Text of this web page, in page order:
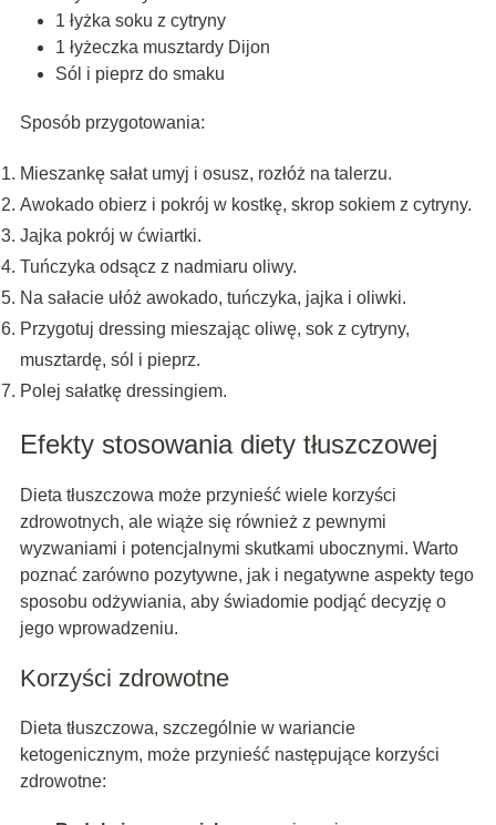
1 łyżka soku z cytryny
1 łyżeczka musztardy Dijon
Sól i pieprz do smaku
Sposób przygotowania:
Mieszankę sałat umyj i osusz, rozłóż na talerzu.
Awokado obierz i pokrój w kostkę, skrop sokiem z cytryny.
Jajka pokrój w ćwiartki.
Tuńczyka odsącz z nadmiaru oliwy.
Na sałacie ułóż awokado, tuńczyka, jajka i oliwki.
Przygotuj dressing mieszając oliwę, sok z cytryny,
musztardę, sól i pieprz.
Polej sałatkę dressingiem.
Efekty stosowania diety tłuszczowej
Dieta tłuszczowa może przynieść wiele korzyści
zdrowotnych, ale wiąże się również z pewnymi
wyzwaniami i potencjalnymi skutkami ubocznymi. Warto
poznać zarówno pozytywne, jak i negatywne aspekty tego
sposobu odżywiania, aby świadomie podjąć decyzję o
jego wprowadzeniu.
Korzyści zdrowotne
Dieta tłuszczowa, szczególnie w wariancie
ketogenicznym, może przynieść następujące korzyści
zdrowotne: